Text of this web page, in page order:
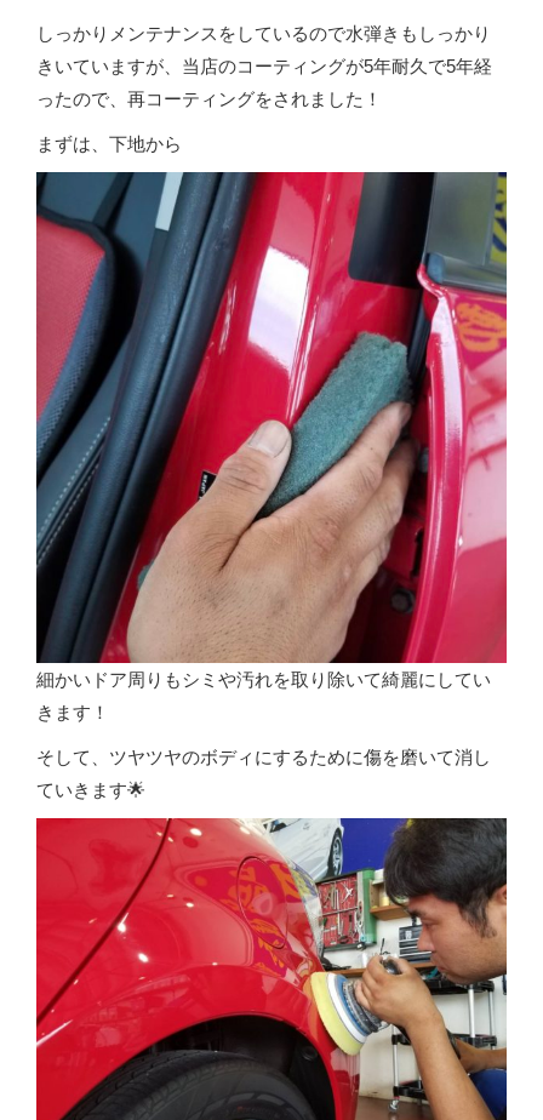
しっかりメンテナンスをしているので水弾きもしっかり
きいていますが、当店のコーティングが5年耐久で5年経
ったので、再コーティングをされました！
まずは、下地から
細かいドア周りもシミや汚れを取り除いて綺麗にしてい
きます！
そして、ツヤツヤのボディにするために傷を磨いて消し
ていきます🌟